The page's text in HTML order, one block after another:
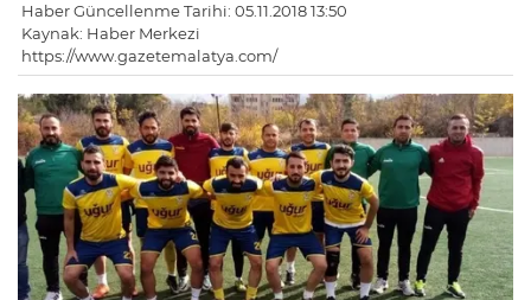
Haber Güncellenme Tarihi: 05.11.2018 13:50
Kaynak: Haber Merkezi
https://www.gazetemalatya.com/